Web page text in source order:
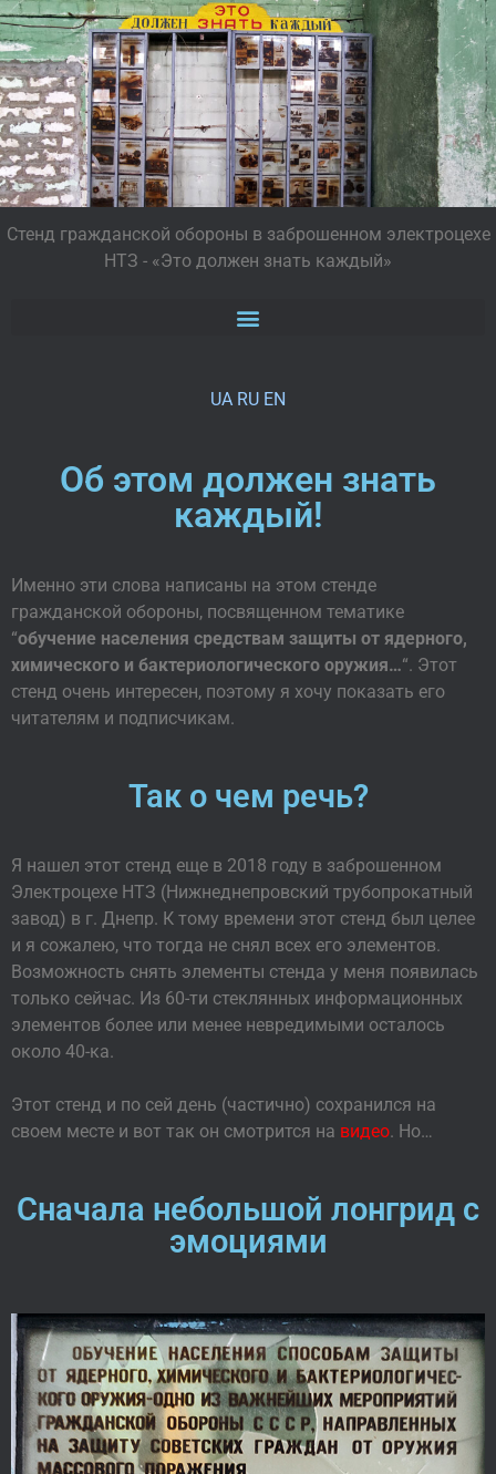
Стенд гражданской обороны в заброшенном электроцехе
НТЗ - «Это должен знать каждый»
UA RU EN
Об этом должен знать
каждый!
Именно эти слова написаны на этом стенде
гражданской обороны, посвященном тематике
“обучение населения средствам защиты от ядерного,
химического и бактериологического оружия…“. Этот
стенд очень интересен, поэтому я хочу показать его
читателям и подписчикам.
Так о чем речь?
Я нашел этот стенд еще в 2018 году в заброшенном
Электроцехе НТЗ (Нижнеднепровский трубопрокатный
завод) в г. Днепр. К тому времени этот стенд был целее
и я сожалею, что тогда не снял всех его элементов.
Возможность снять элементы стенда у меня появилась
только сейчас. Из 60-ти стеклянных информационных
элементов более или менее невредимыми осталось
около 40-ка.
Этот стенд и по сей день (частично) сохранился на
своем месте и вот так он смотрится на видео. Но…
Сначала небольшой лонгрид с
эмоциями